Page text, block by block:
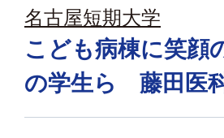
名古屋短期大学
こども病棟に笑
の学生ら 藤田医